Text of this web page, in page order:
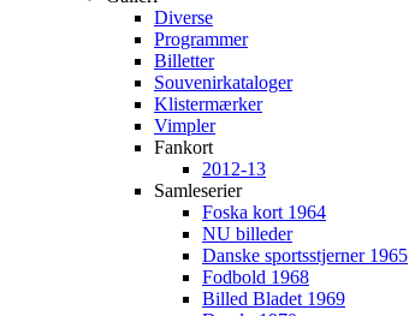
Diverse
Programmer
Billetter
Souvenirkataloger
Klistermærker
Vimpler
Fankort
2012-13
Samleserier
Foska kort 1964
NU billeder
Danske sportsstjerner 1965
Fodbold 1968
Billed Bladet 1969